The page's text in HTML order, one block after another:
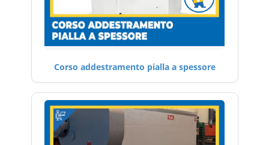
Corso addestramento pialla a spessore